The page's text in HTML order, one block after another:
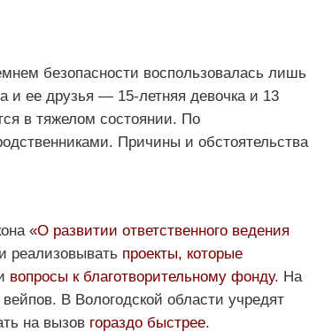
безопасности воспользовалась лишь
и ее друзья — 15-летняя девочка и 13
в тяжелом состоянии. По
Причины и обстоятельства
«О развитии ответственного ведения
реализовывать проекты, которые
вопросы к благотворительному фонду. На
В Вологодской области учредят
на вызов гораздо быстрее.